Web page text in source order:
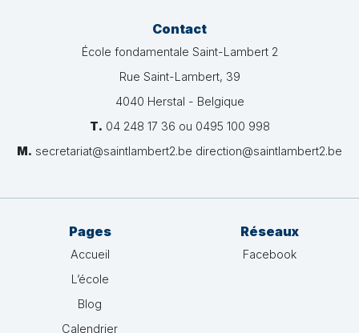
Contact
École fondamentale Saint-Lambert 2
Rue Saint-Lambert, 39
4040 Herstal - Belgique
T. 04 248 17 36 ou 0495 100 998
M. secretariat@saintlambert2.be direction@saintlambert2.be
Pages
Accueil
L’école
Blog
Calendrier
Réseaux
Facebook